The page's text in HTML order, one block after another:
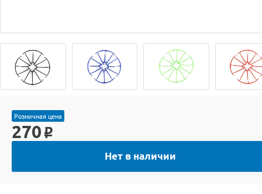
Розничная цена
270 o
Нет в наличии